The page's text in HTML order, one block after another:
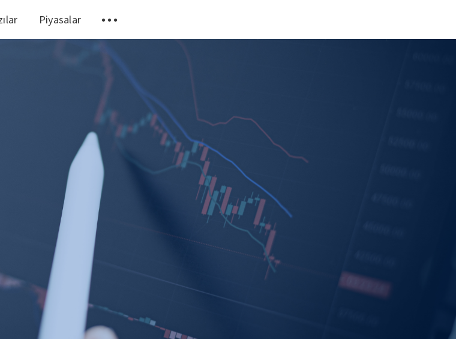
Piyasalar